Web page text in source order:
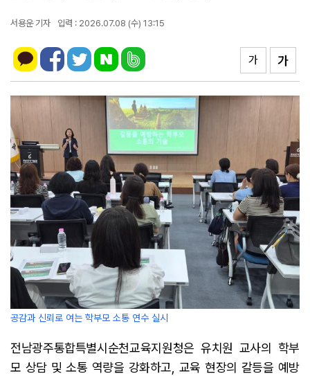
서용운 기자 입력 : 2026.07.08 (수) 13:15
가
가
공감과 신뢰로 여는 학부모 소통 연수 실시
전남광주통합특별시순천교육지원청은 유치원 교사의 학부
모 상담 및 소통 역량을 강화하고, 교육 현장의 갈등을 예방